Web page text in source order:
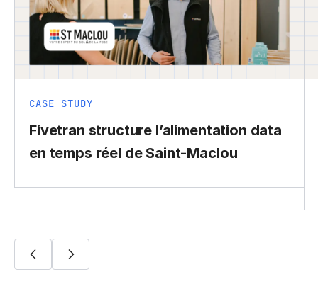
CASE STUDY
Fivetran structure l’alimentation data
en temps réel de Saint-Maclou